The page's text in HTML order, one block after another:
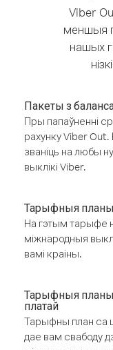
Viber
меншыя
нашых
Пакеты з
Пры папаўненні
рахунку Viber
званіць на любы
выклікі Viber.
Тарыфныя
На гэтым тарыфе
міжнародныя
вамі краіны.
Тарыфныя планы
платай
Тарыфны план са
дае вам свабоду